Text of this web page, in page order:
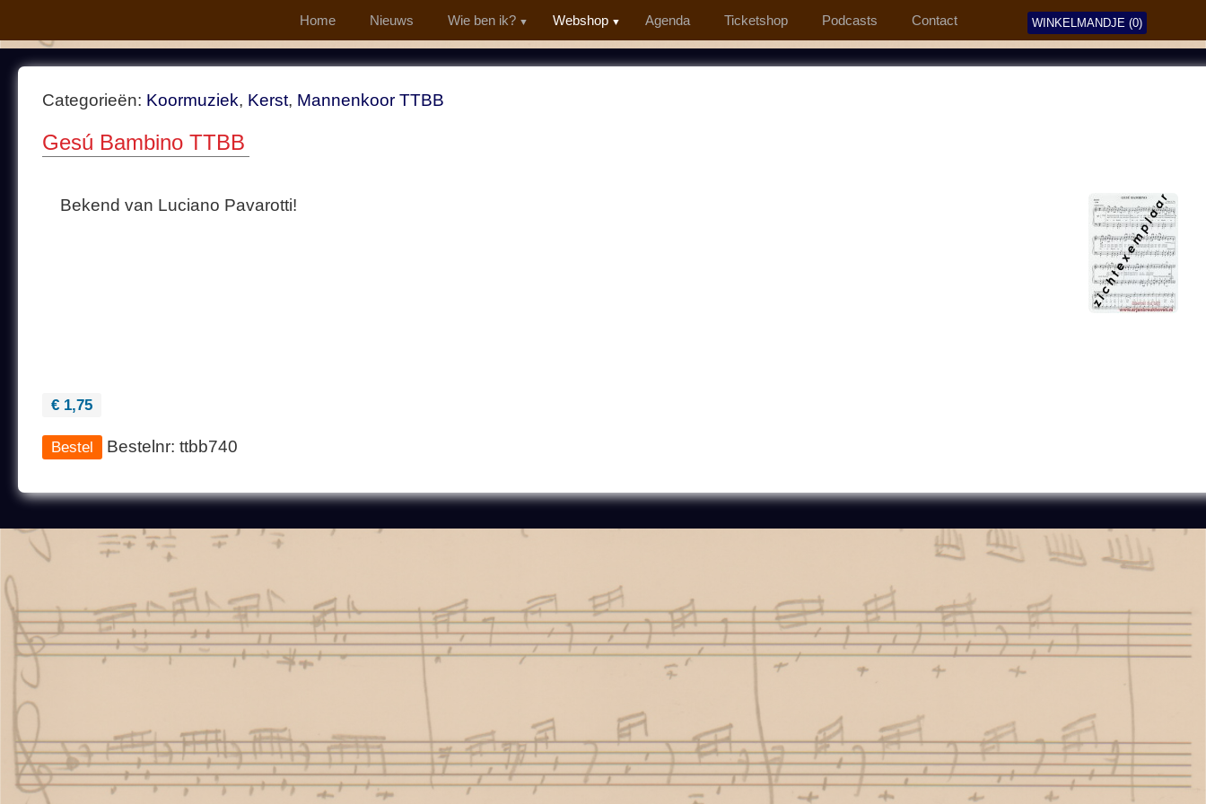
Home Nieuws Wie ben ik? Webshop Agenda Ticketshop Podcasts Contact WINKELMANDJE (0)
Categorieën: Koormuziek, Kerst, Mannenkoor TTBB
Gesú Bambino TTBB
Bekend van Luciano Pavarotti!
€ 1,75
Bestelnr: ttbb740